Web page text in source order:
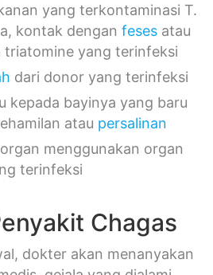
yang terkontaminasi T.
kontak dengan feses atau
triatomine yang terinfeksi
dari donor yang terinfeksi
kepada bayinya yang baru
atau persalinan
organ menggunakan organ
terinfeksi
Chagas
dokter akan menanyakan